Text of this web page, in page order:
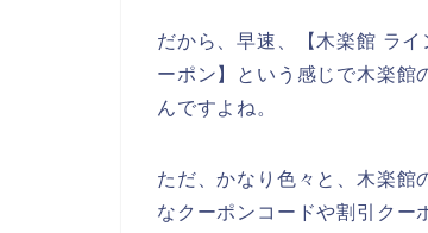
だから、早速、【木楽館 ラ
ーポン】という感じで木楽館
んですよね。
ただ、かなり色々と、木楽館
なクーポンコードや割引クー